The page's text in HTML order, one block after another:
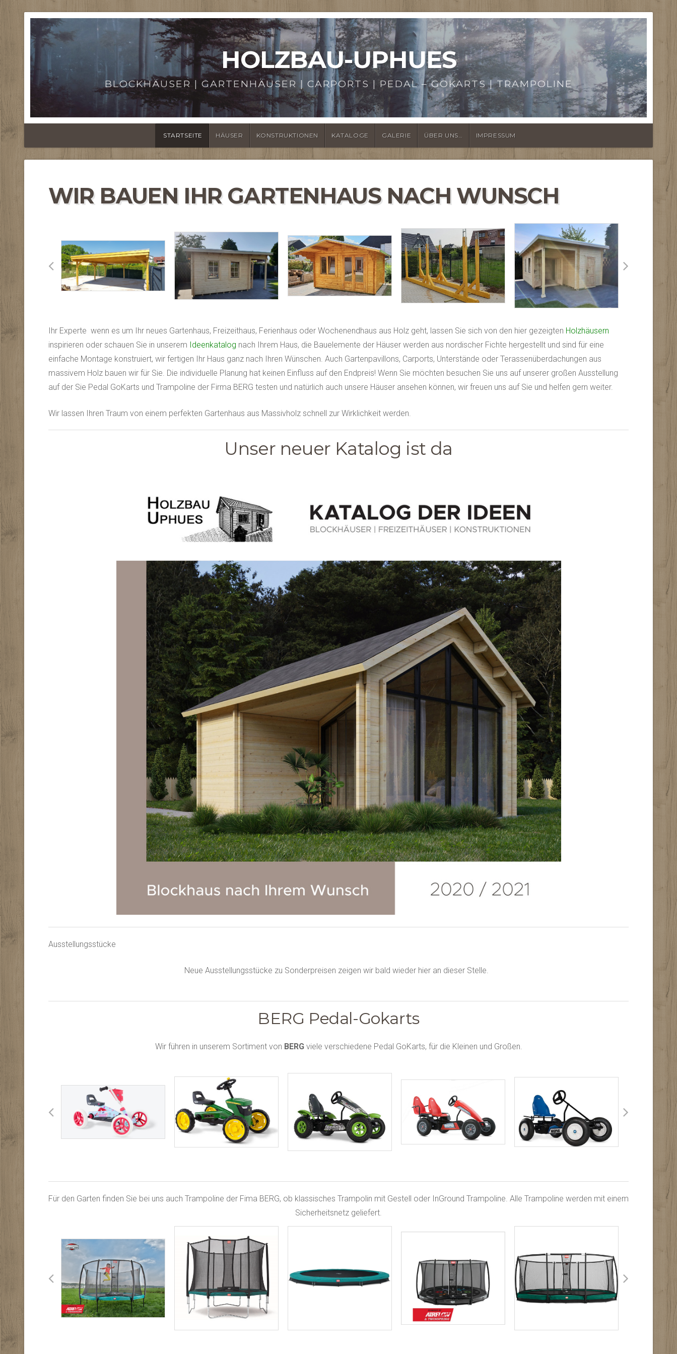
HOLZBAU-UPHUES
BLOCKHÄUSER | GARTENHÄUSER | CARPORTS | PEDAL – GOKARTS | TRAMPOLINE
STARTSEITE HÄUSER KONSTRUKTIONEN KATALOGE GALERIE ÜBER UNS… IMPRESSUM
WIR BAUEN IHR GARTENHAUS NACH WUNSCH
Ihr Experte wenn es um Ihr neues Gartenhaus, Freizeithaus, Ferienhaus oder Wochenendhaus aus Holz geht, lassen Sie sich von den hier gezeigten Holzhäusern
inspirieren oder schauen Sie in unserem Ideenkatalog nach Ihrem Haus, die Bauelemente der Häuser werden aus nordischer Fichte hergestellt und sind für eine
einfache Montage konstruiert, wir fertigen Ihr Haus ganz nach Ihren Wünschen. Auch Gartenpavillons, Carports, Unterstände oder Terassenüberdachungen aus
massivem Holz bauen wir für Sie. Die individuelle Planung hat keinen Einfluss auf den Endpreis! Wenn Sie möchten besuchen Sie uns auf unserer großen Ausstellung
auf der Sie Pedal GoKarts und Trampoline der Firma BERG testen und natürlich auch unsere Häuser ansehen können, wir freuen uns auf Sie und helfen gern weiter.
Wir lassen Ihren Traum von einem perfekten Gartenhaus aus Massivholz schnell zur Wirklichkeit werden.
Unser neuer Katalog ist da
Ausstellungsstücke
Neue Ausstellungsstücke zu Sonderpreisen zeigen wir bald wieder hier an dieser Stelle.
BERG Pedal-Gokarts
Wir führen in unserem Sortiment von BERGviele verschiedene Pedal GoKarts, für die Kleinen und Großen.
Für den Garten finden Sie bei uns auch Trampoline der Fima BERG, ob klassisches Trampolin mit Gestell oder InGround Trampoline. Alle Trampoline werden mit einem
Sicherheitsnetz geliefert.